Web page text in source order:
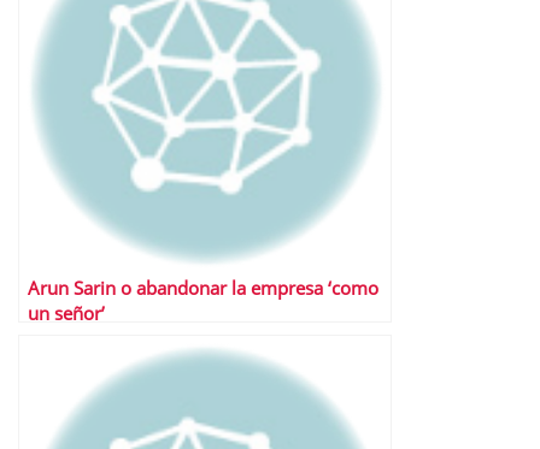
Arun Sarin o abandonar la empresa ‘como
un señor’